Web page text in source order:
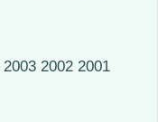
2003 2002 2001